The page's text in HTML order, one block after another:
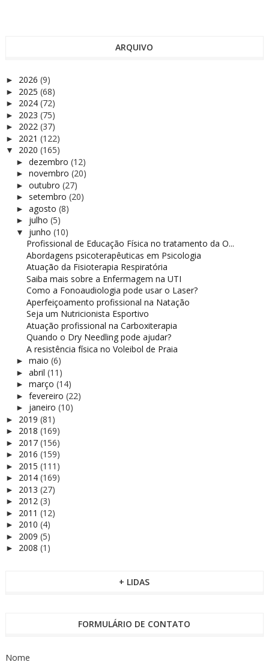
ARQUIVO
► 2026 (9)
► 2025 (68)
► 2024 (72)
► 2023 (75)
► 2022 (37)
► 2021 (122)
▼ 2020 (165)
► dezembro (12)
► novembro (20)
► outubro (27)
► setembro (20)
► agosto (8)
► julho (5)
▼ junho (10)
Profissional de Educação Física no tratamento da O...
Abordagens psicoterapêuticas em Psicologia
Atuação da Fisioterapia Respiratória
Saiba mais sobre a Enfermagem na UTI
Como a Fonoaudiologia pode usar o Laser?
Aperfeiçoamento profissional na Natação
Seja um Nutricionista Esportivo
Atuação profissional na Carboxiterapia
Quando o Dry Needling pode ajudar?
A resistência física no Voleibol de Praia
► maio (6)
► abril (11)
► março (14)
► fevereiro (22)
► janeiro (10)
► 2019 (81)
► 2018 (169)
► 2017 (156)
► 2016 (159)
► 2015 (111)
► 2014 (169)
► 2013 (27)
► 2012 (3)
► 2011 (12)
► 2010 (4)
► 2009 (5)
► 2008 (1)
+ LIDAS
FORMULÁRIO DE CONTATO
Nome